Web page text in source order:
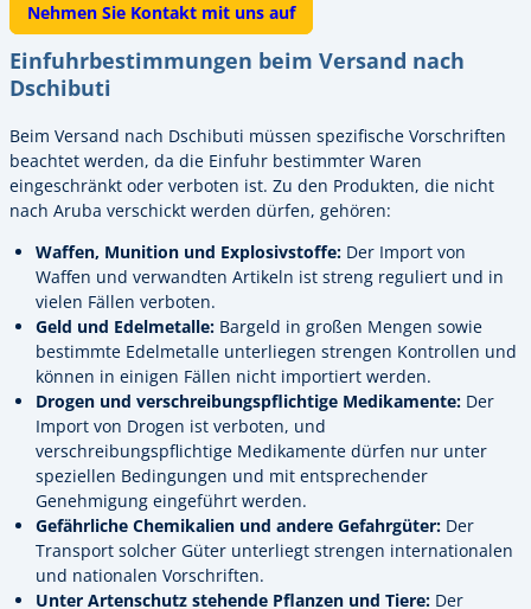
Nehmen Sie Kontakt mit uns auf
Einfuhrbestimmungen beim Versand nach
Dschibuti
Beim Versand nach Dschibuti müssen spezifische Vorschriften
beachtet werden, da die Einfuhr bestimmter Waren
eingeschränkt oder verboten ist. Zu den Produkten, die nicht
nach Aruba verschickt werden dürfen, gehören:
Waffen, Munition und Explosivstoffe: Der Import von
Waffen und verwandten Artikeln ist streng reguliert und in
vielen Fällen verboten.
Geld und Edelmetalle: Bargeld in großen Mengen sowie
bestimmte Edelmetalle unterliegen strengen Kontrollen und
können in einigen Fällen nicht importiert werden.
Drogen und verschreibungspflichtige Medikamente: Der
Import von Drogen ist verboten, und
verschreibungspflichtige Medikamente dürfen nur unter
speziellen Bedingungen und mit entsprechender
Genehmigung eingeführt werden.
Gefährliche Chemikalien und andere Gefahrgüter: Der
Transport solcher Güter unterliegt strengen internationalen
und nationalen Vorschriften.
Unter Artenschutz stehende Pflanzen und Tiere: Der